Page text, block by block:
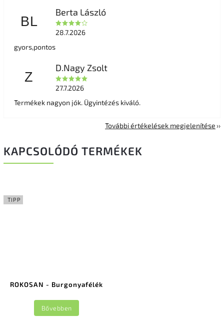
BL
Berta László
28.7.2026
gyors,pontos
Z
D.Nagy Zsolt
27.7.2026
Termékek nagyon jók. Ügyintézés kiváló.
További értékelések megjelenítése
KAPCSOLÓDÓ TERMÉKEK
TIPP
ROKOSAN - Burgonyafélék
Bővebben